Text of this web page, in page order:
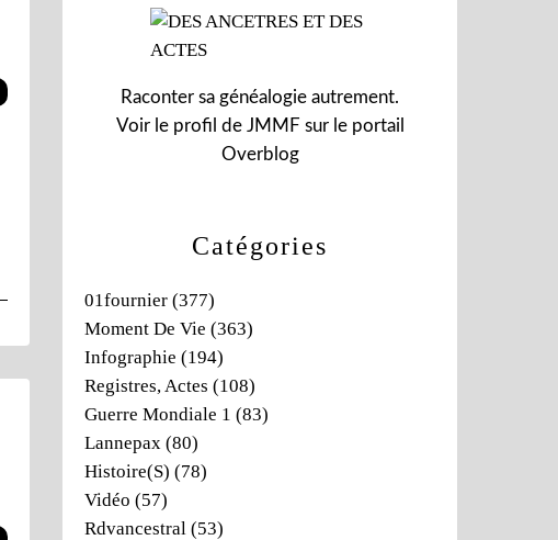
Catégories
01fournier (377)
Moment De Vie (363)
Infographie (194)
Registres, Actes (108)
Guerre Mondiale 1 (83)
Lannepax (80)
Histoire(s) (78)
Vidéo (57)
Rdvancestral (53)
Raconter sa généalogie autrement.
Voir le profil de JMMF sur le portail
Overblog